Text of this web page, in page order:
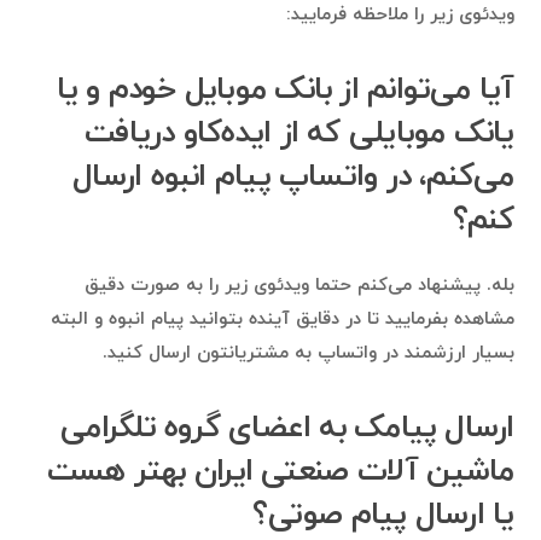
ویدئوی زیر را ملاحظه فرمایید:
آیا می‌توانم از بانک موبایل خودم و یا
یانک موبایلی که از ایده‌کاو دریافت
می‌کنم، در واتساپ پیام انبوه ارسال
کنم؟
بله. پیشنهاد می‌کنم حتما ویدئوی زیر را به صورت دقیق
مشاهده بفرمایید تا در دقایق آینده بتوانید پیام انبوه و البته
بسیار ارزشمند در واتساپ به مشتریانتون ارسال کنید.
ارسال پیامک به اعضای گروه تلگرامی
ماشین آلات صنعتی ایران بهتر هست
یا ارسال پیام صوتی؟